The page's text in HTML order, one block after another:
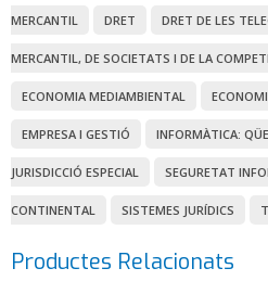
MERCANTIL DRET DRET DE LES
MERCANTIL, DE SOCIETATS I DE LA
ECONOMIA MEDIAMBIENTAL
EMPRESA I GESTIÓ INFORMÀTICA:
JURISDICCIÓ ESPECIAL SEGURETAT
CONTINENTAL SISTEMES JURÍDICS
Productes Relacionats